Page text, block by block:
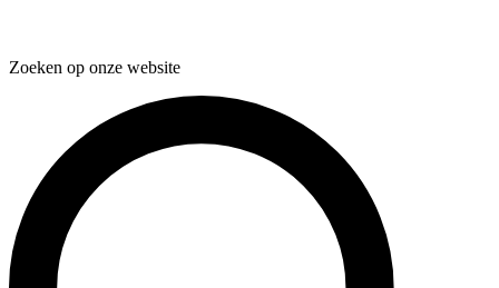
Zoeken op onze website